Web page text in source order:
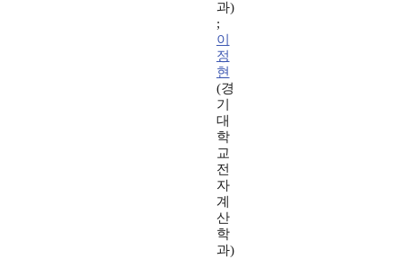
과)
;
이
정
현
(경
기
대
학
교
전
자
계
산
학
과)